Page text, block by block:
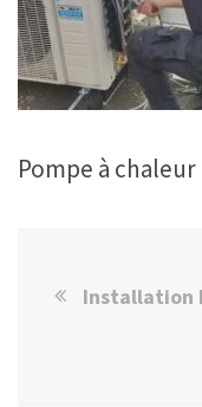
Pompe à chaleur